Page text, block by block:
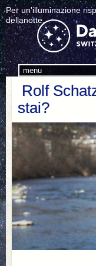
Per un'illuminazione
dellanotte.
menu
Rolf
stai?